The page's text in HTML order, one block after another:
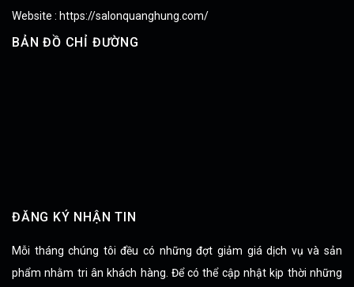
Website : https://salonquanghung.com/
BẢN ĐỒ CHỈ ĐƯỜNG
ĐĂNG KÝ NHẬN TIN
Mỗi tháng chúng tôi đều có những đợt giảm giá dịch vụ và sản
phẩm nhằm tri ân khách hàng. Để có thể cập nhật kịp thời những